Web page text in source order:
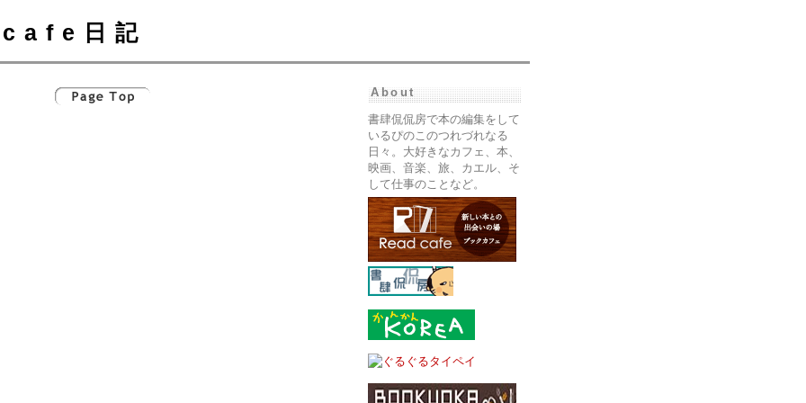
cafe日記
About
書肆侃侃房で本の編集をして
いるぴのこのつれづれなる
日々。大好きなカフェ、本、
映画、音楽、旅、カエル、そ
して仕事のことなど。